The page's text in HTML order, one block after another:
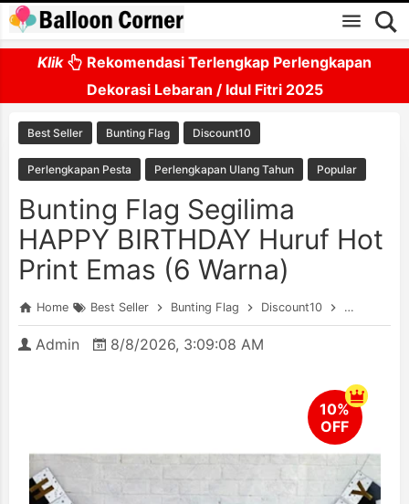
Skip to main content
Klik
Rekomendasi Terlengkap Perlengkapan
Dekorasi Lebaran / Idul Fitri 2025
Best Seller Bunting Flag Discount10
Perlengkapan Pesta Perlengkapan Ulang Tahun Popular
Bunting Flag Segilima
HAPPY BIRTHDAY Huruf Hot
Print Emas (6 Warna)
Home Best Seller Bunting Flag Discount10
Admin 8/8/2026, 3:09:08 AM